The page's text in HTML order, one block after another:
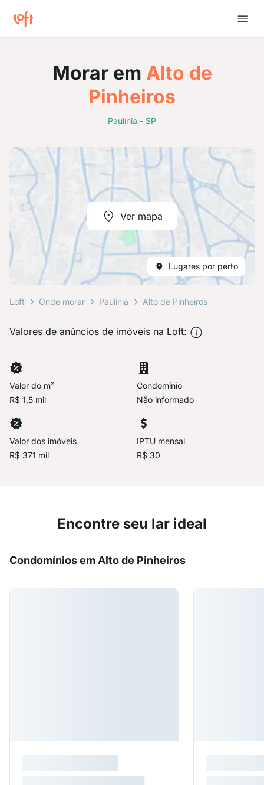
Morar em Alto de
Pinheiros
Paulínia - SP
Ver mapa
Lugares por perto
Loft Onde morar Paulínia Alto de Pinheiros
Valores de anúncios de imóveis na Loft:
Valor do m²
R$ 1,5 mil
Condomínio
Não informado
Valor dos imóveis
R$ 371 mil
IPTU mensal
R$ 30
Encontre seu lar ideal
Condomínios em Alto de Pinheiros